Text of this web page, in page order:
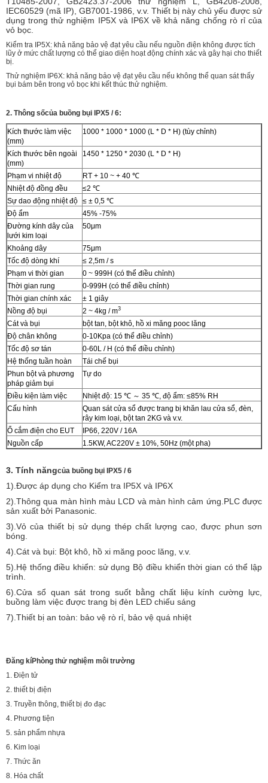
IEC60529 (mã IP), GB7001-1986, v.v. Thiết bị này chủ yếu được sử
dụng trong thử nghiệm IP5X và IP6X về khả năng chống rò rỉ của
vỏ bọc.
Kiểm tra IP5X: khả năng bảo vệ đạt yêu cầu nếu nguồn điện không được tích
lũy ở mức chất lượng có thể giao diện hoạt động chính xác và gây hại cho thiết
bị.
Thử nghiệm IP6X: khả năng bảo vệ đạt yêu cầu nếu không thể quan sát thấy
bụi bám bên trong vỏ bọc khi kết thúc thử nghiệm.
2. Thông sốcủa buồng bụi IPX5 / 6:
Kích thước làm việc
(mm)
1000 * 1000 * 1000 (L * D * H) (tùy chỉnh)
Kích thước bên ngoài
(mm)
1450 * 1250 * 2030 (L * D * H)
Phạm vi nhiệt độ
RT + 10 ~ + 40 ℃
Nhiệt độ đồng đều
≤2 ℃
Sự dao động nhiệt độ ≤ ± 0,5 ℃
Độ ẩm
45% -75%
Đường kính dây của
lưới kim loại
50μm
Khoảng dây
75μm
Tốc độ dòng khí
≤ 2,5m / s
Phạm vi thời gian
0 ~ 999H (có thể điều chỉnh)
Thời gian rung
0-999H (có thể điều chỉnh)
Thời gian chính xác
± 1 giây
Nồng độ bụi
2 ~ 4kg / m3
Cát và bụi
bột tan, bột khô, hồ xi măng pooc lăng
Độ chân không
0-10Kpa (có thể điều chỉnh)
Tốc độ sơ tán
0-60L / H (có thể điều chỉnh)
Hệ thống tuần hoàn
Tái chế bụi
Phun bột và phương
pháp giảm bụi
Tự do
Điều kiện làm việc
Nhiệt độ: 15 ℃ ～ 35 ℃, độ ẩm: ≤85% RH
Cấu hình
Quan sát cửa sổ được trang bị khăn lau cửa sổ, đèn,
rây kim loại, bột tan 2KG và v.v.
Ổ cắm điện cho EUT
IP66, 220V / 16A
Nguồn cấp
1.5KW, AC220V ± 10%, 50Hz (một pha)
3. Tính năngcủa buồng bụi IPX5 / 6
1).Được áp dụng cho Kiểm tra IP5X và IP6X
2).Thông qua màn hình màu LCD và màn hình cảm ứng.PLC được
sản xuất bởi Panasonic.
3).Vỏ của thiết bị sử dụng thép chất lượng cao, được phun sơn
bóng.
4).Cát và bụi: Bột khô, hồ xi măng pooc lăng, v.v.
5).Hệ thống điều khiển: sử dụng Bộ điều khiển thời gian có thể lập
trình.
6).Cửa sổ quan sát trong suốt bằng chất liệu kính cường lực,
buồng làm việc được trang bị đèn LED chiếu sáng
7).Thiết bị an toàn: bảo vệ rò rỉ, bảo vệ quá nhiệt
Đăng kíPhòng thử nghiệm môi trường
1. Điện tử
2. thiết bị điện
3. Truyền thông, thiết bị đo đạc
4. Phương tiện
5. sản phẩm nhựa
6. Kim loại
7. Thức ăn
8. Hóa chất